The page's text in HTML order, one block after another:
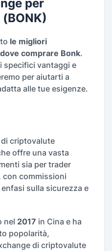
per
le migliori
comprare Bonk.
specifici vantaggi e
per aiutarti a
alle tue esigenze.
di criptovalute
offre una vasta
sia per trader
commissioni
sulla sicurezza e
nel 2017 in Cina e ha
popolarità,
di criptovalute